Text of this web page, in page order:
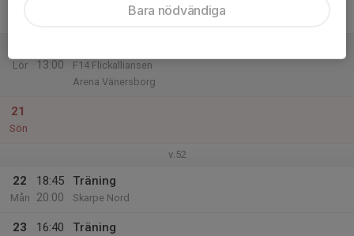
Lör
13:00
F14 Flickalliansen
Arena Vänersborg
21
Sön
v.52
22
Mån
18:45
20:00
Träning
Skarpe Nord
23
16:40
Träning
Bara nödvändiga